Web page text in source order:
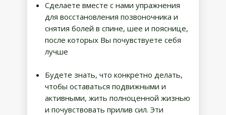
Сделаете вместе с нами упражнения
для восстановления позвоночника и
снятия болей в спине, шее и пояснице,
после которых Вы почувствуете себя
лучше
Будете знать, что конкретно делать,
чтобы оставаться подвижными и
активными, жить полноценной жизнью
и почувствовать прилив сил. Эти